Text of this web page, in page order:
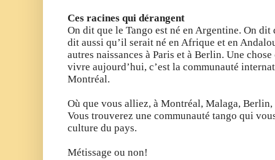
Ces racines qui dérangent
On dit que le Tango est né en Argentine. On
dit aussi qu’il serait né en Afrique et en
autres naissances à Paris et à Berlin. Une
vivre aujourd’hui, c’est la communauté
Montréal.
Où que vous alliez, à Montréal, Malaga,
Vous trouverez une communauté tango qui
culture du pays.
Métissage ou non!